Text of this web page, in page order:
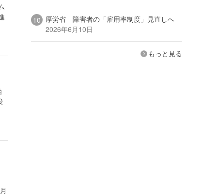
厚労省 障害者の「雇用率制度」見直しへ
2026年6月10日
もっと見る